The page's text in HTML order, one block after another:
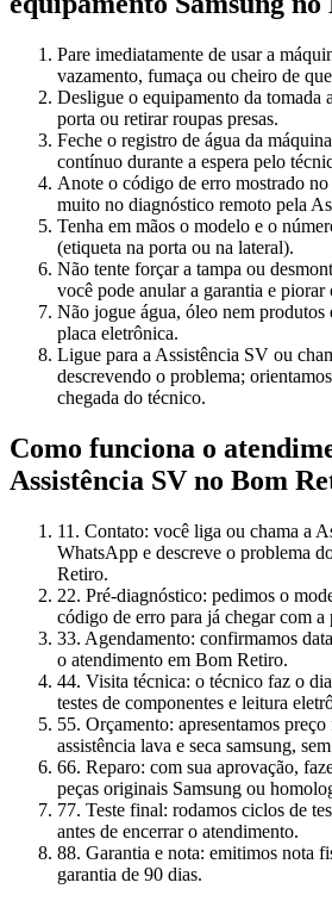
Pare imediatamente de usar a
vazamento, fumaça ou cheiro de
Desligue o equipamento da tomada
porta ou retirar roupas presas.
Feche o registro de água da
contínuo durante a espera pelo
Anote o código de erro mostrado
muito no diagnóstico remoto pela
Tenha em mãos o modelo e o
(etiqueta na porta ou na lateral).
Não tente forçar a tampa ou
você pode anular a garantia e piorar
Não jogue água, óleo nem
placa eletrônica.
Ligue para a Assistência SV ou
descrevendo o problema;
chegada do técnico.
Como funciona o
Assistência SV no Bom
11. Contato: você liga ou chama a
WhatsApp e descreve o problema
Retiro.
22. Pré-diagnóstico: pedimos o
código de erro para já chegar com a
33. Agendamento: confirmamos
o atendimento em Bom Retiro.
44. Visita técnica: o técnico faz o
testes de componentes e leitura
55. Orçamento: apresentamos
assistência lava e seca samsung,
66. Reparo: com sua aprovação,
peças originais Samsung ou
77. Teste final: rodamos ciclos de
antes de encerrar o atendimento.
88. Garantia e nota: emitimos nota
garantia de 90 dias.